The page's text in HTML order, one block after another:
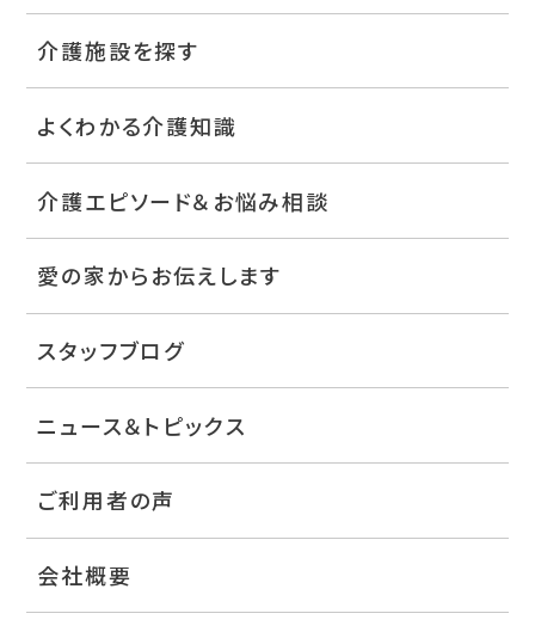
介護施設を探す
よくわかる介護知識
介護エピソード＆お悩み相談
愛の家からお伝えします
スタッフブログ
ニュース＆トピックス
ご利用者の声
会社概要